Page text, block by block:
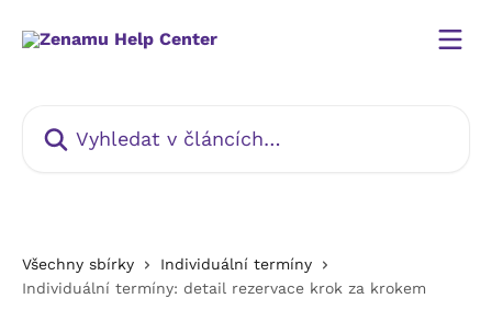
Všechny sbírky
Individuální termíny
Individuální termíny: detail rezervace krok za krokem